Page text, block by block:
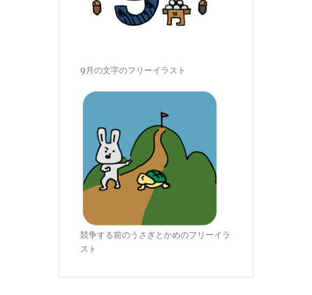
9月の文字のフリーイラスト
競争する前のうさぎとかめのフリーイラ
スト